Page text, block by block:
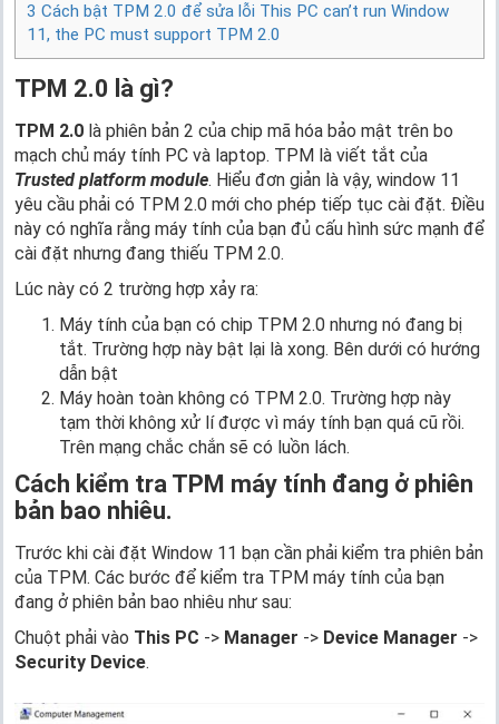
3 Cách bật TPM 2.0 để sửa lỗi This PC can’t run Window
11, the PC must support TPM 2.0
TPM 2.0 là gì?
TPM 2.0 là phiên bản 2 của chip mã hóa bảo mật trên bo
mạch chủ máy tính PC và laptop. TPM là viết tắt của
Trusted platform module. Hiểu đơn giản là vậy, window 11
yêu cầu phải có TPM 2.0 mới cho phép tiếp tục cài đặt. Điều
này có nghĩa rằng máy tính của bạn đủ cấu hình sức mạnh để
cài đặt nhưng đang thiếu TPM 2.0.
Lúc này có 2 trường hợp xảy ra:
Máy tính của bạn có chip TPM 2.0 nhưng nó đang bị
tắt. Trường hợp này bật lại là xong. Bên dưới có hướng
dẫn bật
Máy hoàn toàn không có TPM 2.0. Trường hợp này
tạm thời không xử lí được vì máy tính bạn quá cũ rồi.
Trên mạng chắc chắn sẽ có luồn lách.
Cách kiểm tra TPM máy tính đang ở phiên
bản bao nhiêu.
Trước khi cài đặt Window 11 bạn cần phải kiểm tra phiên bản
của TPM. Các bước để kiểm tra TPM máy tính của bạn
đang ở phiên bản bao nhiêu như sau:
Chuột phải vào This PC -> Manager -> Device Manager ->
Security Device.